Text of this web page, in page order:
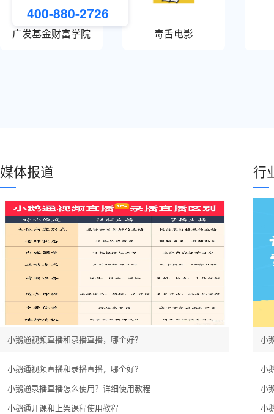
广发基金财富学院 毒舌电影
媒体报道
小鹅通视频直播和录播直播，哪个好？
小鹅通视频直播和录播直播，哪个好？
小鹅通录播直播怎么使用？详细使用教程
小鹅通开课和上架课程使用教程
行
小
小
小
小
400-880-2726